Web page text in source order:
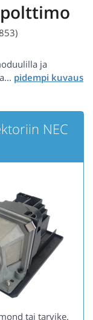
polttimo
ja
NEC
tai tarvike.